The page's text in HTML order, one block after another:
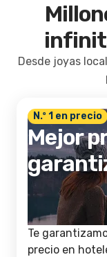
Desde joyas
N.º 1 en precio
Mejor
Te
precio en